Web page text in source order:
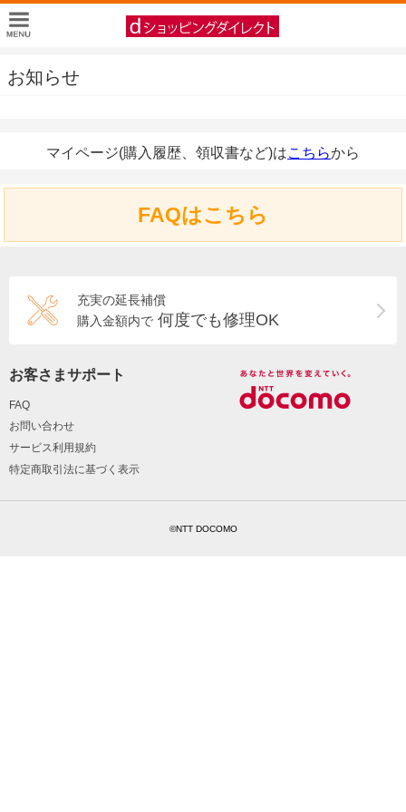
お知らせ
マイページ(購入履歴、領収書など)はこちらから
FAQはこちら
充実の延長補償
購入金額内で 何度でも修理OK
お客さまサポート
FAQ
お問い合わせ
サービス利用規約
特定商取引法に基づく表示
©NTT DOCOMO